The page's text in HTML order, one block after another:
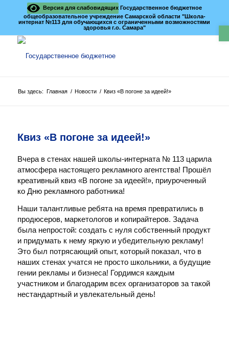
Версия для слабовидящихГосударственное бюджетное
общеобразовательное учреждение Самарской области "Школа-
интернат №113 для обучающихся с ограниченными возможностями
здоровья г.о. Самара"
Вы здесь: Главная / Новости / Квиз «В погоне за идеей!»
Квиз «В погоне за идеей!»
Вчера в стенах нашей школы-интерната № 113 царила
атмосфера настоящего рекламного агентства! Прошёл
креативный квиз «В погоне за идеей!», приуроченный
ко Дню рекламного работника!
Наши талантливые ребята на время превратились в
продюсеров, маркетологов и копирайтеров. Задача
была непростой: создать с нуля собственный продукт
и придумать к нему яркую и убедительную рекламу!
Это был потрясающий опыт, который показал, что в
наших стенах учатся не просто школьники, а будущие
гении рекламы и бизнеса! Гордимся каждым
участником и благодарим всех организаторов за такой
нестандартный и увлекательный день!